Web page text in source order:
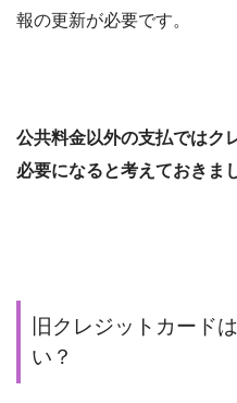
報の更新が必要です。
公共料金以外の支払ではク
必要になると考えておきま
旧クレジットカード
い？